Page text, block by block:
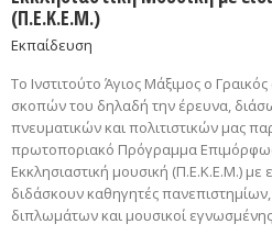
(Π.Ε.Κ.Ε.Μ.)
Εκπαίδευση
Το Ινστιτούτο Άγιος Μάξιμος ο
σκοπών του δηλαδή την έρευνα,
πνευματικών και πολιτιστικών μας
πρωτοποριακό Πρόγραμμα
Εκκλησιαστική μουσική (Π.Ε.Κ.Ε.Μ.) με
διδάσκουν καθηγητές
διπλωμάτων και μουσικοί